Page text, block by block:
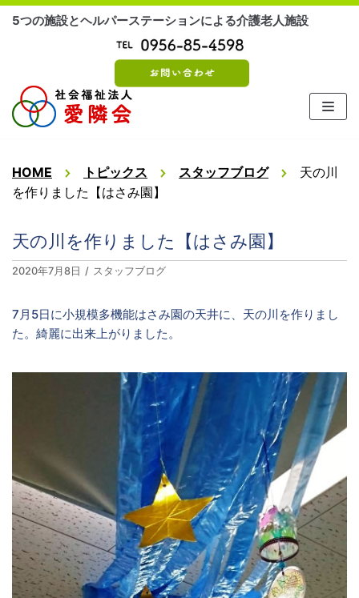
コ
ツ
に
ス
ッ
プ
5つの施設とヘルパーステーションによる介護老人施設
HOME トピックス スタッフブログ
天の川
を作りました【はさみ園】
天の川を作りました【はさみ園】
2020年7月8日 スタッフブログ
7月5日に小規模多機能はさみ園の天井に、天の川を作りまし
た。綺麗に出来上がりました。